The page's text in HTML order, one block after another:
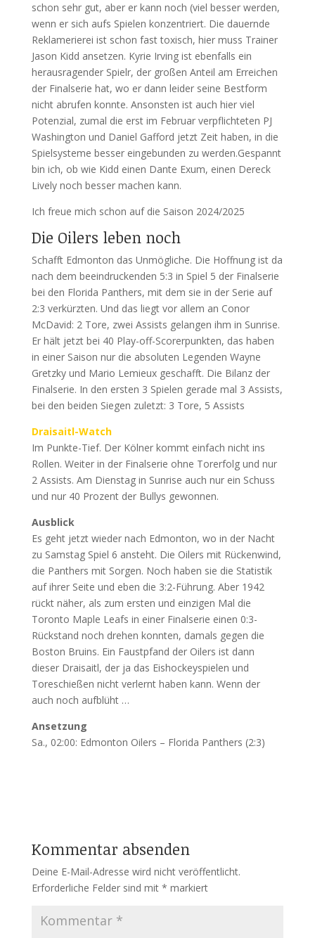
schon sehr gut, aber er kann noch (viel besser werden,
wenn er sich aufs Spielen konzentriert. Die dauernde
Reklamerierei ist schon fast toxisch, hier muss Trainer
Jason Kidd ansetzen. Kyrie Irving ist ebenfalls ein
herausragender Spielr, der großen Anteil am Erreichen
der Finalserie hat, wo er dann leider seine Bestform
nicht abrufen konnte. Ansonsten ist auch hier viel
Potenzial, zumal die erst im Februar verpflichteten PJ
Washington und Daniel Gafford jetzt Zeit haben, in die
Spielsysteme besser eingebunden zu werden.Gespannt
bin ich, ob wie Kidd einen Dante Exum, einen Dereck
Lively noch besser machen kann.
Ich freue mich schon auf die Saison 2024/2025
Die Oilers leben noch
Schafft Edmonton das Unmögliche. Die Hoffnung ist da
nach dem beeindruckenden 5:3 in Spiel 5 der Finalserie
bei den Florida Panthers, mit dem sie in der Serie auf
2:3 verkürzten. Und das liegt vor allem an Conor
McDavid: 2 Tore, zwei Assists gelangen ihm in Sunrise.
Er hält jetzt bei 40 Play-off-Scorerpunkten, das haben
in einer Saison nur die absoluten Legenden Wayne
Gretzky und Mario Lemieux geschafft. Die Bilanz der
Finalserie. In den ersten 3 Spielen gerade mal 3 Assists,
bei den beiden Siegen zuletzt: 3 Tore, 5 Assists
Draisaitl-Watch
Im Punkte-Tief. Der Kölner kommt einfach nicht ins
Rollen. Weiter in der Finalserie ohne Torerfolg und nur
2 Assists. Am Dienstag in Sunrise auch nur ein Schuss
und nur 40 Prozent der Bullys gewonnen.
Ausblick
Es geht jetzt wieder nach Edmonton, wo in der Nacht
zu Samstag Spiel 6 ansteht. Die Oilers mit Rückenwind,
die Panthers mit Sorgen. Noch haben sie die Statistik
auf ihrer Seite und eben die 3:2-Führung. Aber 1942
rückt näher, als zum ersten und einzigen Mal die
Toronto Maple Leafs in einer Finalserie einen 0:3-
Rückstand noch drehen konnten, damals gegen die
Boston Bruins. Ein Faustpfand der Oilers ist dann
dieser Draisaitl, der ja das Eishockeyspielen und
Toreschießen nicht verlernt haben kann. Wenn der
auch noch aufblüht …
Ansetzung
Sa., 02:00: Edmonton Oilers – Florida Panthers (2:3)
Kommentar absenden
Deine E-Mail-Adresse wird nicht veröffentlicht.
Erforderliche Felder sind mit * markiert